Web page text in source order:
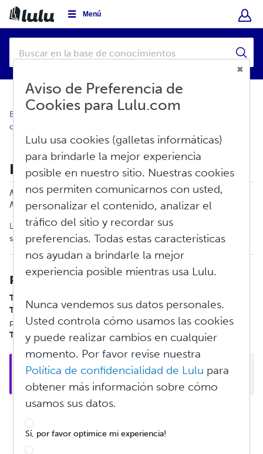
Menú
Base de conocimientos
creación
Papel de la portada y el interior
Imprimir
Modificado en: Lun, Abr 27, 2026 a 12:11 P.
M.
Lulu utiliza papel tamponado con certificación FSC
sin ácidos y fabricado con pulpa de madera.
Papel de la portada
Tapa blanda engrapada
Tapa blanda con encuadernación rústica y en espiral: 100#
portada laminada
Tapa dura: 80# página de guarda
Nota: No todas las impresoras añaden una hoja
adicional, pero todas utilizan páginas de guarda.
Sobrecubierta
Cubierta:
Aviso de Preferencia de
Cookies para Lulu.com
Lulu usa cookies (galletas informáticas)
para brindarle la mejor experiencia
posible en nuestro sitio. Nuestras cookies
nos permiten comunicarnos con usted,
personalizar el contenido, analizar el
tráfico del sitio y recordar sus
preferencias. Todas estas características
nos ayudan a brindarle la mejor
experiencia posible mientras usa Lulu.
Nunca vendemos sus datos personales.
Usted controla cómo usamos las cookies
y puede realizar cambios en cualquier
momento. Por favor revise nuestra
Política de confidencialidad de Lulu para
obtener más información sobre cómo
usamos sus datos.
Sí, por favor optimice mi experiencia!